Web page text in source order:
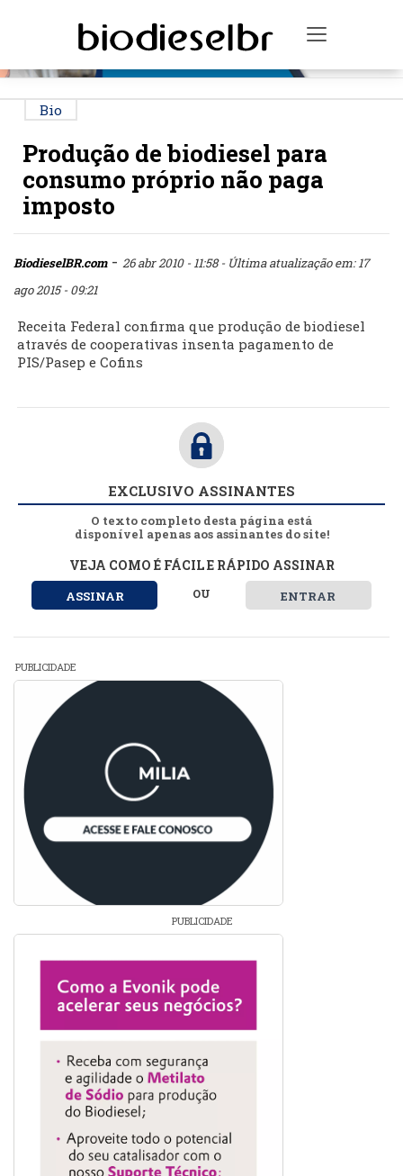
Toggle
Bio
Produção de biodiesel para
consumo próprio não paga
imposto
BiodieselBR.com- 26 abr 2010 - 11:58- Última atualização em: 17
ago 2015 - 09:21
Receita Federal confirma que produção de biodiesel
através de cooperativas insenta pagamento de
PIS/Pasep e Cofins
EXCLUSIVO ASSINANTES
O texto completo desta página está
disponível apenas aos assinantes do site!
VEJA COMO É FÁCIL E RÁPIDO ASSINAR
ASSINAR OU ENTRAR
PUBLICIDADE
PUBLICIDADE